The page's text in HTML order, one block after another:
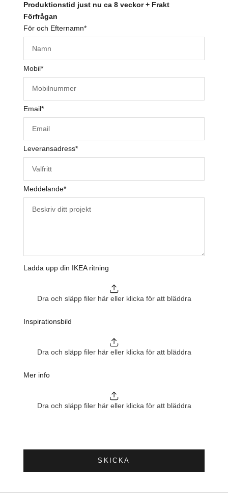
Produktionstid just nu ca 8 veckor + Frakt
Förfrågan
För och Efternamn*
Mobil*
Email*
Leveransadress*
Meddelande*
Ladda upp din IKEA ritning
Dra och släpp filer här eller klicka för att bläddra
Inspirationsbild
Dra och släpp filer här eller klicka för att bläddra
Mer info
Dra och släpp filer här eller klicka för att bläddra
SKICKA